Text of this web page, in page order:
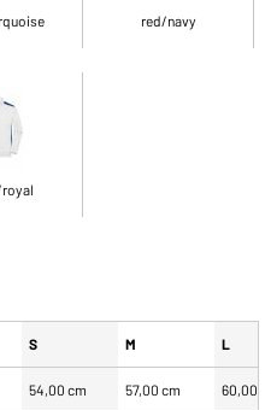
red/navy
S M L
54,00 cm 57,00 cm 60,00